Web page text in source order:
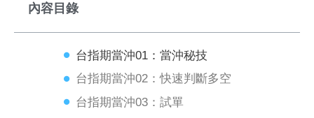
內容目錄
台指期當沖01：當沖秘技
台指期當沖02：快速判斷多空
台指期當沖03：試單